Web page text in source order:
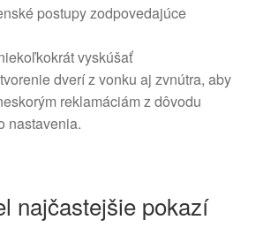
postupy zodpovedajúce
vyskúšať
dverí z vonku aj zvnútra, aby
reklamáciám z dôvodu
nastavenia.
najčastejšie pokazí